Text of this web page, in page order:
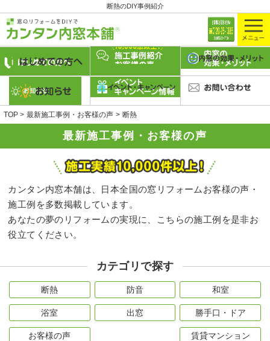
断熱のDIY事例紹介
最新施工事例・お客様の声
TOP 最新施工事例・お客様の声 断熱
カンタン内窓本舗は、日本全国の窓リフォームお客様の声・
施工例を多数掲載しています。
あなたの夢のリフォームの実現に、こちらの施工例を是非お
役立てください。
カテゴリで探す
断熱 防音 和室
浴室 出窓 勝手口・ドア
お客様の声 賃貸マンション